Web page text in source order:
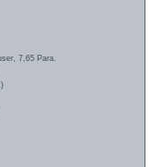
7,65 Para.